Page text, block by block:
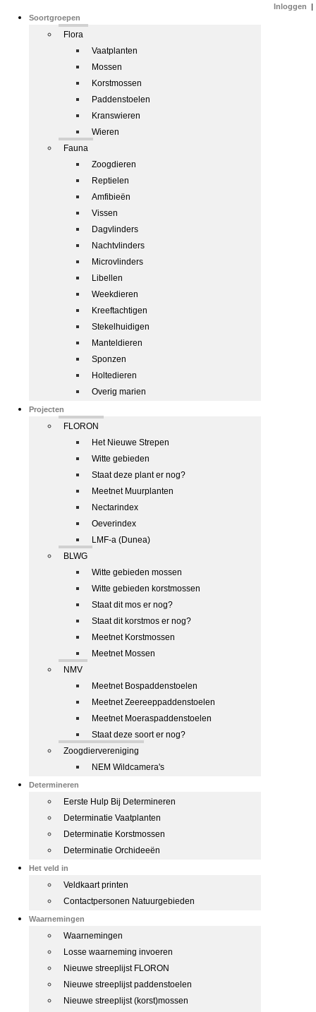
Soortgroepen
Flora
Vaatplanten
Mossen
Korstmossen
Paddenstoelen
Kranswieren
Wieren
Fauna
Zoogdieren
Reptielen
Amfibieën
Vissen
Dagvlinders
Nachtvlinders
Microvlinders
Libellen
Weekdieren
Kreeftachtigen
Stekelhuidigen
Manteldieren
Sponzen
Holtedieren
Overig marien
Projecten
FLORON
Het Nieuwe Strepen
Witte gebieden
Staat deze plant er nog?
Meetnet Muurplanten
Nectarindex
Oeverindex
LMF-a (Dunea)
BLWG
Witte gebieden mossen
Witte gebieden korstmossen
Staat dit mos er nog?
Staat dit korstmos er nog?
Meetnet Korstmossen
Meetnet Mossen
NMV
Meetnet Bospaddenstoelen
Meetnet Zeereeppaddenstoelen
Meetnet Moeraspaddenstoelen
Staat deze soort er nog?
Zoogdiervereniging
NEM Wildcamera's
Determineren
Eerste Hulp Bij Determineren
Determinatie Vaatplanten
Determinatie Korstmossen
Determinatie Orchideeën
Het veld in
Veldkaart printen
Contactpersonen Natuurgebieden
Waarnemingen
Waarnemingen
Losse waarneming invoeren
Nieuwe streeplijst FLORON
Nieuwe streeplijst paddenstoelen
Nieuwe streeplijst (korst)mossen
Inloggen |